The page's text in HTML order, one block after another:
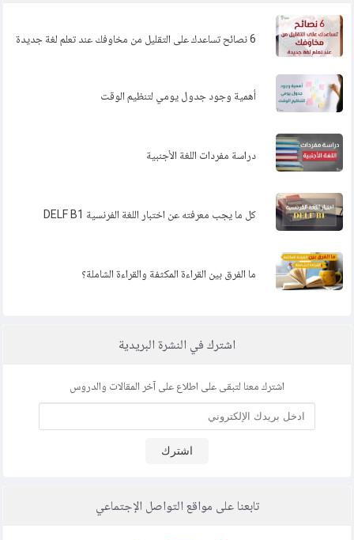
6 نصائح تساعدك على التقليل من مخاوفك عند تعلم لغة جديدة
أهمية وجود جدول يومي لتنظيم الوقت
دراسة مفردات اللغة الأجنبية
كل ما يجب معرفته عن اختبار اللغة الفرنسية DELF B1
ما الفرق بين القراءة المكثفة والقراءة الشاملة؟
اشترك في النشرة البريدية
اشترك معنا لتبقى على اطلاع على آخر المقالات والدروس
اشترك
تابعنا على مواقع التواصل الإجتماعي